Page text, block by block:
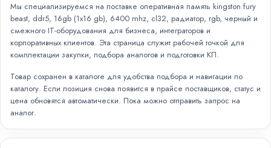
Мы специализируемся на поставке оперативная память kingston fury
beast, ddr5, 16gb (1x16 gb), 6400 mhz, cl32, радиатор, rgb, черный и
смежного IT-оборудования для бизнеса, интеграторов и
корпоративных клиентов. Эта страница служит рабочей точкой для
комплектации закупки, подбора аналогов и подготовки КП.
Товар сохранен в каталоге для удобства подбора и навигации по
каталогу. Если позиция снова появится в прайсе поставщиков, статус и
цена обновятся автоматически. Пока можно отправить запрос на
аналог.